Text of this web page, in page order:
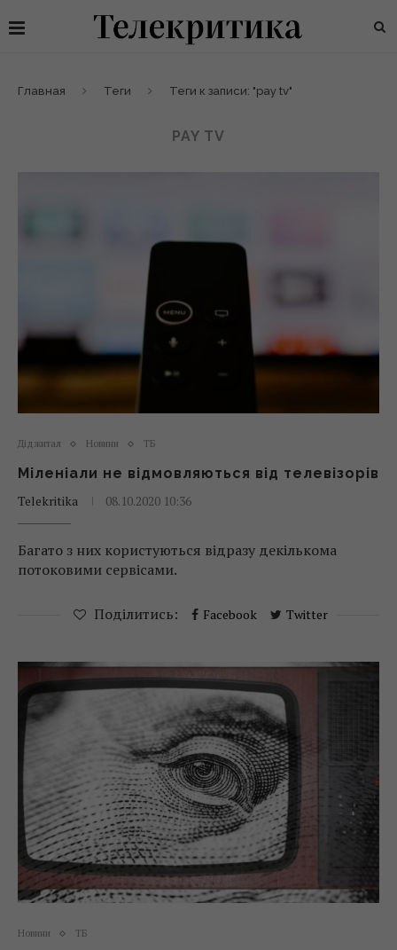
Главная Теги Теги к записи: "pay tv"
PAY TV
Діджитал Новини ТБ
Міленіали не відмовляються від телевізорів
Telekritika
08.10.2020 10:36
Багато з них користуються відразу декількома
потоковими сервісами.
Поділитись: Facebook Twitter
Новини ТБ